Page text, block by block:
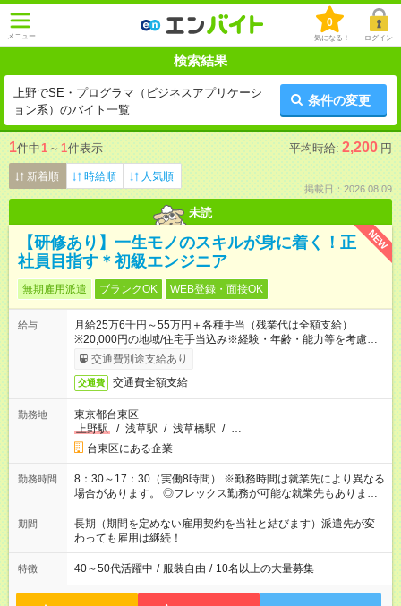
メニュー
0
気になる！ ログイン
検索結果
上野でSE・プログラマ（ビジネスアプリケーシ
ョン系）のバイト一覧
条件の変更
1件中1 ～ 1件表示 平均時給: 2,200 円
新着順 時給順 人気順
掲載日：2026.08.09
未読
NEW
【研修あり】一生モノのスキルが身に着く！正
社員目指す＊初級エンジニア
無期雇用派遣 ブランクOK WEB登録・面接OK
給与
月給25万6千円～55万円＋各種手当（残業代は全額支給）
※20,000円の地域/住宅手当込み※経験・年齢・能力等を考慮し
て加給・優遇します。★同一就業先で1年以上継続したら月1万
円の継続手当支給
交通費別途支給あり
交通費 交通費全額支給
勤務地
東京都台東区
上野駅
/ 浅草駅 / 浅草橋駅 / …
台東区にある企業
勤務時間
8：30～17：30（実働8時間） ※勤務時間は就業先により異なる
場合があります。 ◎フレックス勤務が可能な就業先もありま
す。 ◎今よりもさらに働きやすい環境をつくるべく、 働き方
改革に全社をあげて取り組んでいます。
期間
長期（期間を定めない雇用契約を当社と結びます）派遣先が変
わっても雇用は継続！
特徴 40～50代活躍中 / 服装自由 / 10名以上の大量募集